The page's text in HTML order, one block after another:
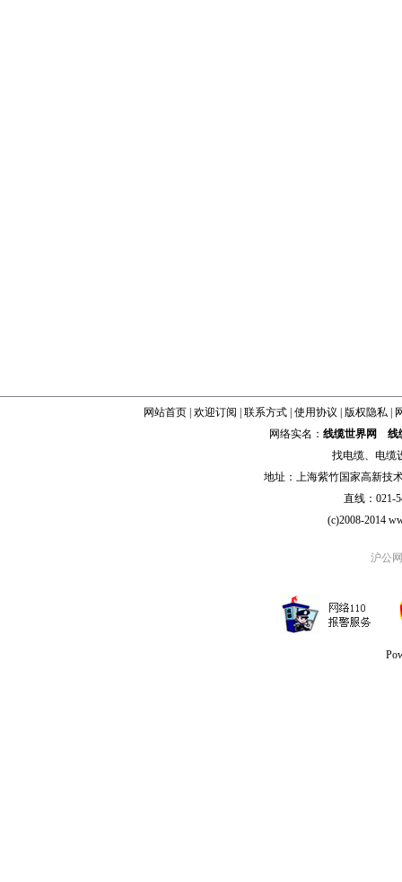
网站首页| 欢迎订阅 联系方式| 使用协议 版权隐私|
网络实名： 线缆世界网
线
找电缆、 电缆
地址：上海紫竹国家高新技
直线：021-
(c)2008-2014
沪公